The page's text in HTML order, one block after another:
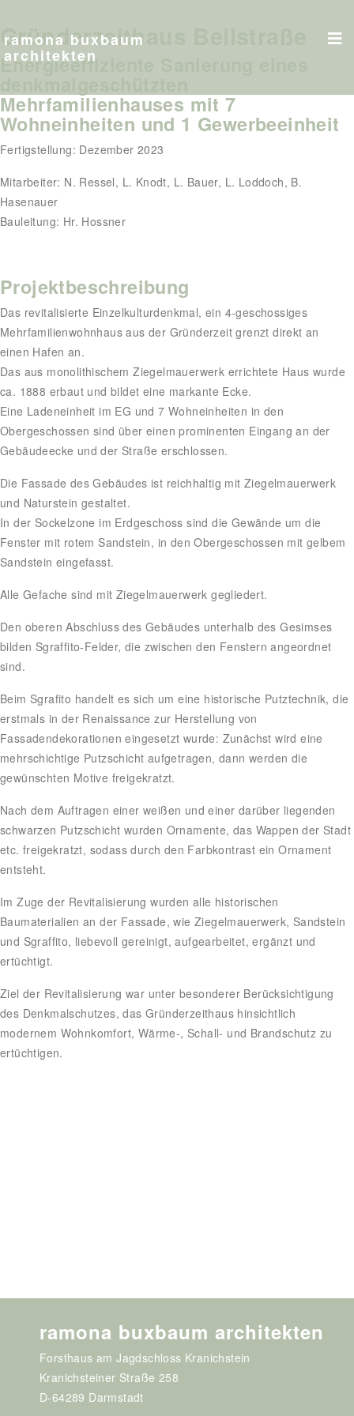
ramona buxbaum
architekten
Gründerzeithaus Beilstraße
Energieeffiziente Sanierung eines
Mehrfamilienhauses mit 7
Wohneinheiten und 1 Gewerbeeinheit
Fertigstellung: Dezember 2023
Mitarbeiter: N. Ressel, L. Knodt, L. Bauer, L. Loddoch, B.
Hasenauer
Bauleitung: Hr. Hossner
Projektbeschreibung
Das revitalisierte Einzelkulturdenkmal, ein 4-geschossiges
Mehrfamilienwohnhaus aus der Gründerzeit grenzt direkt an
einen Hafen an.
Das aus monolithischem Ziegelmauerwerk errichtete Haus wurde
ca. 1888 erbaut und bildet eine markante Ecke.
Eine Ladeneinheit im EG und 7 Wohneinheiten in den
Obergeschossen sind über einen prominenten Eingang an der
Gebäudeecke und der Straße erschlossen.
Die Fassade des Gebäudes ist reichhaltig mit Ziegelmauerwerk
und Naturstein gestaltet.
In der Sockelzone im Erdgeschoss sind die Gewände um die
Fenster mit rotem Sandstein, in den Obergeschossen mit gelbem
Sandstein eingefasst.
Alle Gefache sind mit Ziegelmauerwerk gegliedert.
Den oberen Abschluss des Gebäudes unterhalb des Gesimses
bilden Sgraffito-Felder, die zwischen den Fenstern angeordnet
sind.
Beim Sgrafito handelt es sich um eine historische Putztechnik, die
erstmals in der Renaissance zur Herstellung von
Fassadendekorationen eingesetzt wurde: Zunächst wird eine
mehrschichtige Putzschicht aufgetragen, dann werden die
gewünschten Motive freigekratzt.
Nach dem Auftragen einer weißen und einer darüber liegenden
schwarzen Putzschicht wurden Ornamente, das Wappen der Stadt
etc. freigekratzt, sodass durch den Farbkontrast ein Ornament
entsteht.
Im Zuge der Revitalisierung wurden alle historischen
Baumaterialien an der Fassade, wie Ziegelmauerwerk, Sandstein
und Sgraffito, liebevoll gereinigt, aufgearbeitet, ergänzt und
ertüchtigt.
Ziel der Revitalisierung war unter besonderer Berücksichtigung
des Denkmalschutzes, das Gründerzeithaus hinsichtlich
modernem Wohnkomfort, Wärme-, Schall- und Brandschutz zu
ertüchtigen.
ramona buxbaum architekten
Forsthaus am Jagdschloss Kranichstein
Kranichsteiner Straße 258
D-64289 Darmstadt